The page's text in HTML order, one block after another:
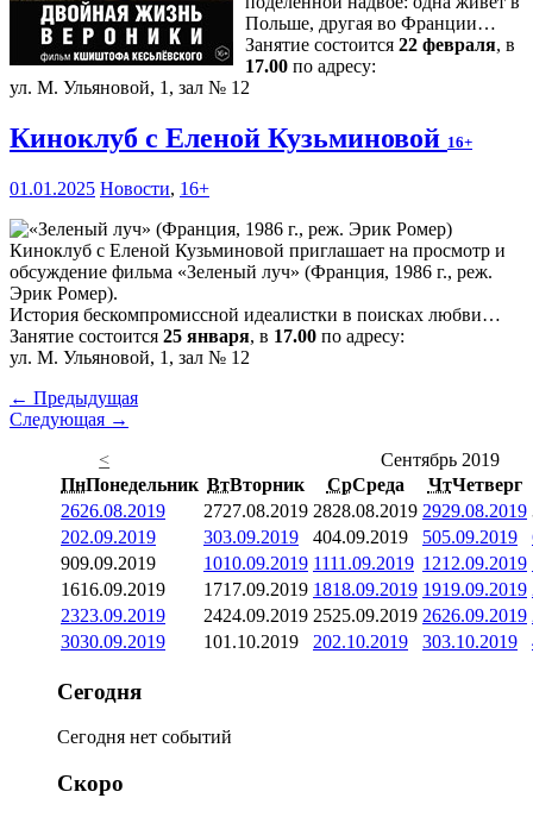
Польше, другая во Франции…
Занятие состоится 22 февраля, в
17.00 по адресу:
ул. М. Ульяновой, 1, зал № 12
Киноклуб с Еленой Кузьминовой 16+
01.01.2025 Новости, 16+
Киноклуб с Еленой Кузьминовой приглашает на просмотр и
обсуждение фильма «Зеленый луч» (Франция, 1986 г., реж.
Эрик Ромер).
История бескомпромиссной идеалистки в поисках любви…
Занятие состоится 25 января, в 17.00 по адресу:
ул. М. Ульяновой, 1, зал № 12
← Предыдущая
Следующая →
<
Сентябрь 2019
ПнПонедельник ВтВторник СрСреда ЧтЧетверг
2626.08.2019 2727.08.2019 2828.08.2019 2929.08.2019
202.09.2019 303.09.2019 404.09.2019 505.09.2019
909.09.2019 1010.09.2019 1111.09.2019 1212.09.2019
1616.09.2019 1717.09.2019 1818.09.2019 1919.09.2019
2323.09.2019 2424.09.2019 2525.09.2019 2626.09.2019
3030.09.2019 101.10.2019 202.10.2019 303.10.2019
Сегодня
Сегодня нет событий
Скоро